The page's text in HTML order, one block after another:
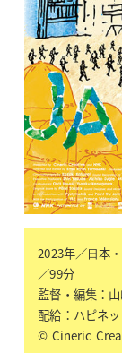
2023年／⽇本
／99分
監督・編集：
配給：ハピネ
© Cineric